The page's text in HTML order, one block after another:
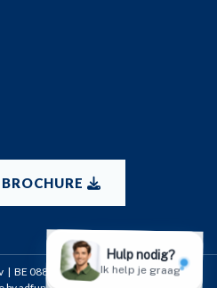
| BE 0886.838.138 |Privacy Policy|